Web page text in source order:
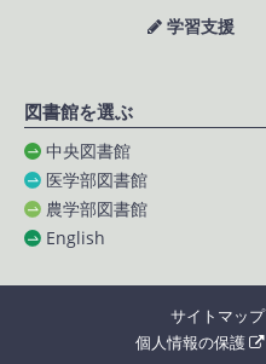
学習支援
図書館を選ぶ
中央図書館
医学部図書館
農学部図書館
English
サイトマップ
個人情報の保護